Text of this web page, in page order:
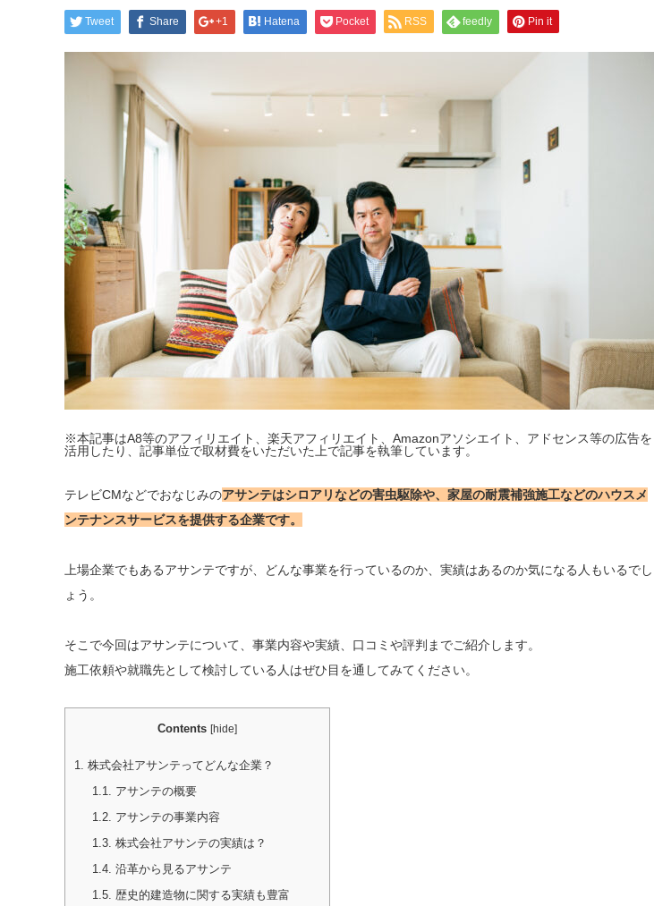
Tweet Share +1 Hatena Pocket RSS feedly Pin it
※本記事はA8等のアフィリエイト、楽天アフィリエイト、Amazonアソシエイト、アドセンス等の広告を
活用したり、記事単位で取材費をいただいた上で記事を執筆しています。
テレビCMなどでおなじみのアサンテはシロアリなどの害虫駆除や、家屋の耐震補強施工などのハウスメ
ンテナンスサービスを提供する企業です。
上場企業でもあるアサンテですが、どんな事業を行っているのか、実績はあるのか気になる人もいるでし
ょう。
そこで今回はアサンテについて、事業内容や実績、口コミや評判までご紹介します。
施工依頼や就職先として検討している人はぜひ目を通してみてください。
Contents [hide]
1. 株式会社アサンテってどんな企業？
1.1. アサンテの概要
1.2. アサンテの事業内容
1.3. 株式会社アサンテの実績は？
1.4. 沿革から見るアサンテ
1.5. 歴史的建造物に関する実績も豊富